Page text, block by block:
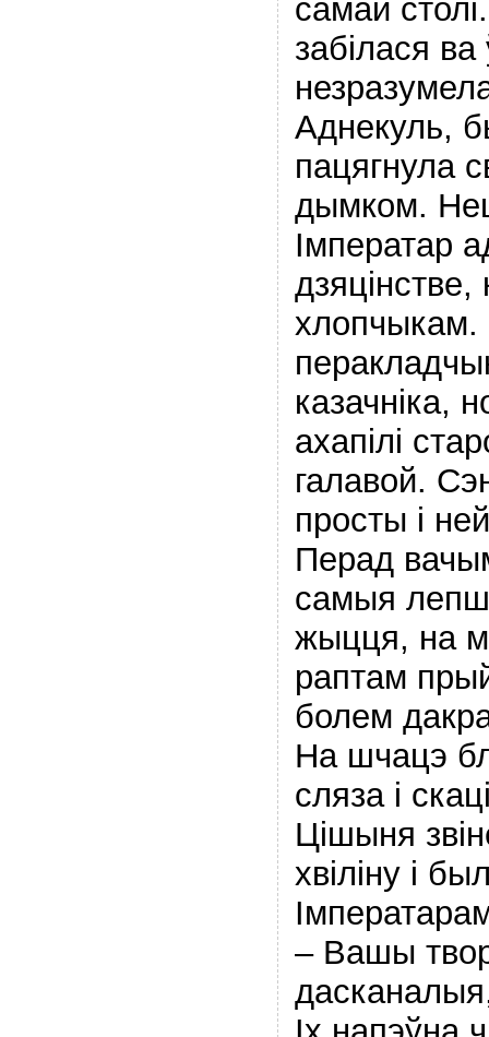
самай
забілася ва
Аднекуль,
пацягнула
дымком.
Імператар
хлопчыкам.
казачніка,
ахапілі
галавой.
просты і
Перад
самыя
жыцця, на
раптам
болем
На шчацэ
сляза і
Цішыня
хвіліну і
– Вашы